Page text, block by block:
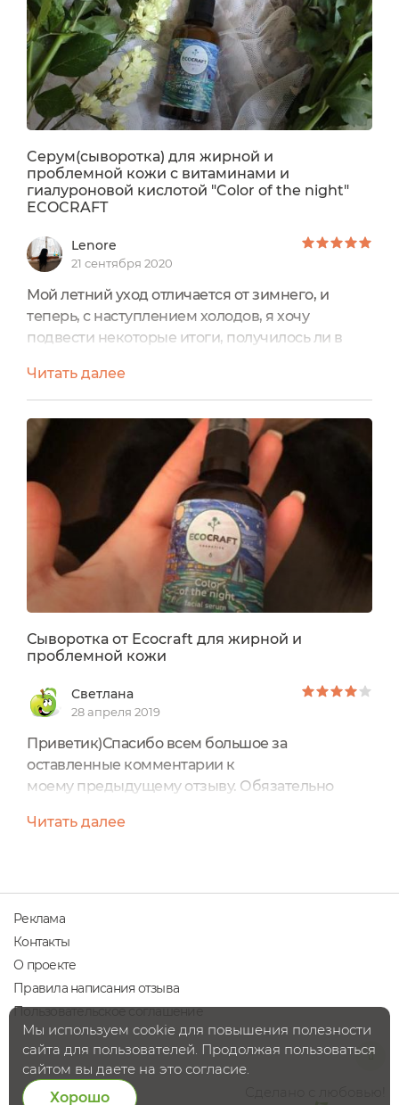
Cерум(сыворотка) для жирной и
проблемной кожи с витаминами и
гиалуроновой кислотой "Color of the night"
ECOCRAFT
Lenore
21 сентября 2020
Мой летний уход отличается от зимнего, и
теперь, с наступлением холодов, я хочу
подвести некоторые итоги, получилось ли в
использования различных средств, подобрать
себе их так, чтоб привычные проблемы с
кожей не портили мне жизнь. Прочитав
описание и составCерум(сыворотки) для
жирной и проблемной кожи с витаминами и
гиалуроновой кислотой ECOCRAFT я решила...
Читать далее
Сыворотка от Ecocraft для жирной и
проблемной кожи
Светлана
28 апреля 2019
Приветик)Спасибо всем большое за
оставленные комментарии к
моему предыдущему отзыву. Обязательно
Эксфолиант Она Иная от Олеси Мустаевой. А
Сыворотка для жирной и проблемной кожи
Ecocraft Cosmetics.В предыдущих отзывах я
уже писала, что у меня не сильно проблемная
Читать далее
Реклама
Контакты
О проекте
Правила написания отзыва
Пользовательское соглашение
Мы используем cookie для повышения полезности
сайта для пользователей. Продолжая пользоваться
сайтом вы даете на это согласие.
Хорошо